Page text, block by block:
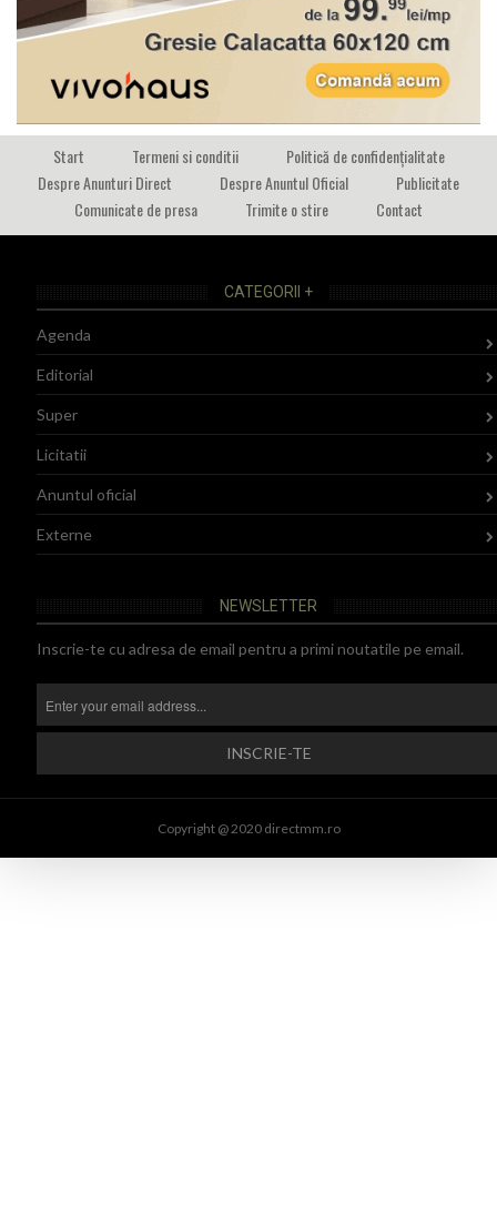
Start Termeni si conditii
Politică de confidențialitate
Despre Anunturi Direct
Despre Anuntul Oficial
Publicitate
Comunicate de presa
Trimite o stire Contact
CATEGORII +
Agenda
Editorial
Super
Licitatii
Anuntul oficial
Externe
NEWSLETTER
Inscrie-te cu adresa de email pentru a primi noutatile pe email.
Copyright @ 2020 directmm.ro